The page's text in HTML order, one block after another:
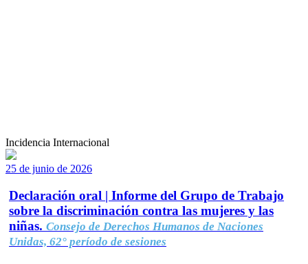
Incidencia Internacional
25 de junio de 2026
Declaración oral | Informe del Grupo de Trabajo
sobre la discriminación contra las mujeres y las
niñas. Consejo de Derechos Humanos de Naciones
Unidas, 62° período de sesiones